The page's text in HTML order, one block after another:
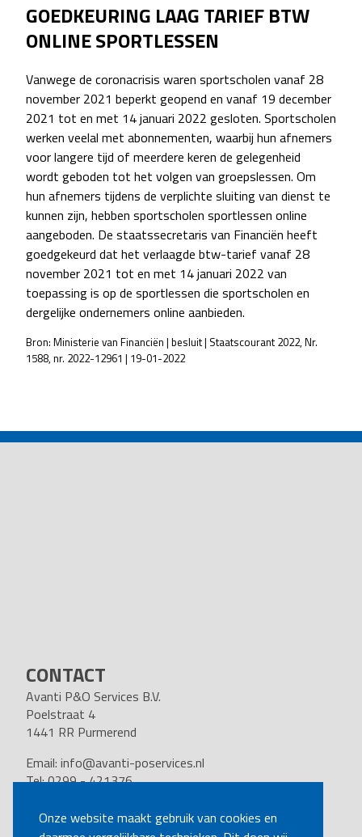
Onze website maakt gebruik van cookies en
GOEDKEURING LAAG TARIEF BTW
ONLINE SPORTLESSEN
Vanwege de coronacrisis waren sportscholen vanaf 28
november 2021 beperkt geopend en vanaf 19 december
2021 tot en met 14 januari 2022 gesloten. Sportscholen
werken veelal met abonnementen, waarbij hun afnemers
voor langere tijd of meerdere keren de gelegenheid
wordt geboden tot het volgen van groepslessen. Om
hun afnemers tijdens de verplichte sluiting van dienst te
kunnen zijn, hebben sportscholen sportlessen online
aangeboden. De staatssecretaris van Financiën heeft
goedgekeurd dat het verlaagde btw-tarief vanaf 28
november 2021 tot en met 14 januari 2022 van
toepassing is op de sportlessen die sportscholen en
dergelijke ondernemers online aanbieden.
Bron: Ministerie van Financiën | besluit | Staatscourant 2022, Nr.
1588, nr. 2022-12961 | 19-01-2022
NAVIGATION
CONTACT
Avanti P&O Services B.V.
Poelstraat 4
1441 RR Purmerend
Email: info@avanti-poservices.nl
Tel: 0299 - 421376
Kvk nummer: 37140121